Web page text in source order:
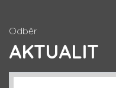
Odběr
AKTUALIT